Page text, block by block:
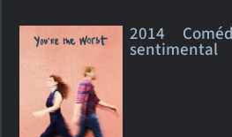
2014
sentimental